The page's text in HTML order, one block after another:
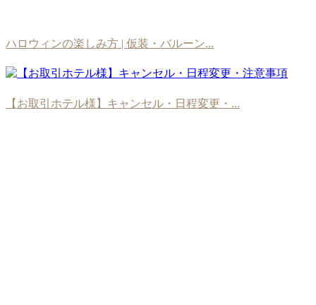
ハロウィンの楽しみ方 | 仮装・バルーン...
【お取引ホテル様】キャンセル・日程変更・...